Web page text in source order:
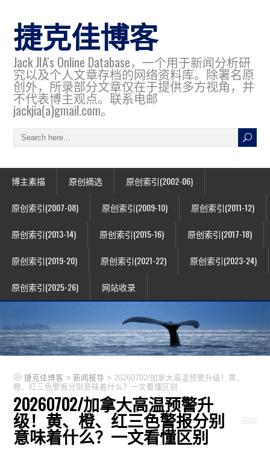
捷克佳博客
Jack JIA's Online Database，一个用于新闻分析研
究以及个人文章存档的网络资料库。除署名原
创外，所录部分文章仅在于提供多方视角，并
不代表博主观点。联系电邮
jackjia(a)gmail.com。
博主素描 原创摘选 原创索引(2002-06)
原创索引(2007-08) 原创索引(2009-10) 原创索引(2011-12)
原创索引(2013-14) 原创索引(2015-16) 原创索引(2017-18)
原创索引(2019-20) 原创索引(2021-22) 原创索引(2023-24)
原创索引(2025-26) 网站收录
捷克佳博客 >新闻报导 > 20260702/加拿大高温预警升级！黄、
橙、红三色警报分别意味着什么？一文看懂区别
20260702/加拿大高温预警升
级！黄、橙、红三色警报分别
意味着什么？一文看懂区别